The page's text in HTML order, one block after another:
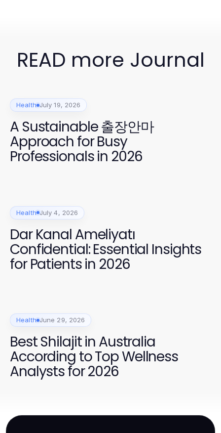
READ more Journal
Health July 19, 2026
A Sustainable 출장안마
Approach for Busy
Professionals in 2026
Health July 4, 2026
Dar Kanal Ameliyatı
Confidential: Essential Insights
for Patients in 2026
Health June 29, 2026
Best Shilajit in Australia
According to Top Wellness
Analysts for 2026